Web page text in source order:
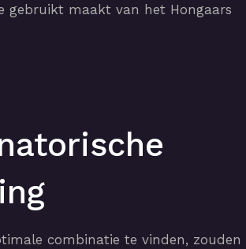
gebruikt maakt van het Hongaars
combinatie te vinden, zouden